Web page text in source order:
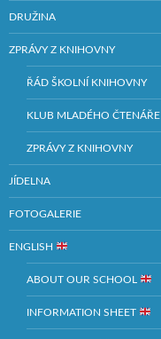
DRUŽINA
ZPRÁVY Z KNIHOVNY
ŘÁD ŠKOLNÍ KNIHOVNY
KLUB MLADÉHO ČTENÁŘE
ZPRÁVY Z KNIHOVNY
JÍDELNA
FOTOGALERIE
ENGLISH
ABOUT OUR SCHOOL
INFORMATION SHEET